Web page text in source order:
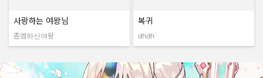
사랑하는 여왕님
작성자:
존엄하신여왕
복귀
dhdh
엘소드의 또다른 재미 작가연재만화